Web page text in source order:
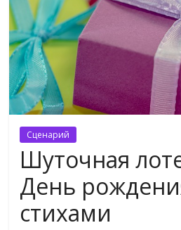
Сценарий
Шуточная
День
стихами